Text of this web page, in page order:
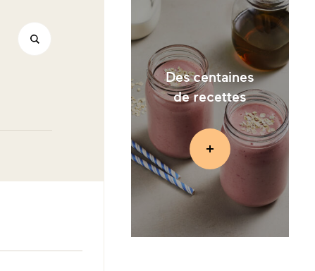
Des centaines
de recettes